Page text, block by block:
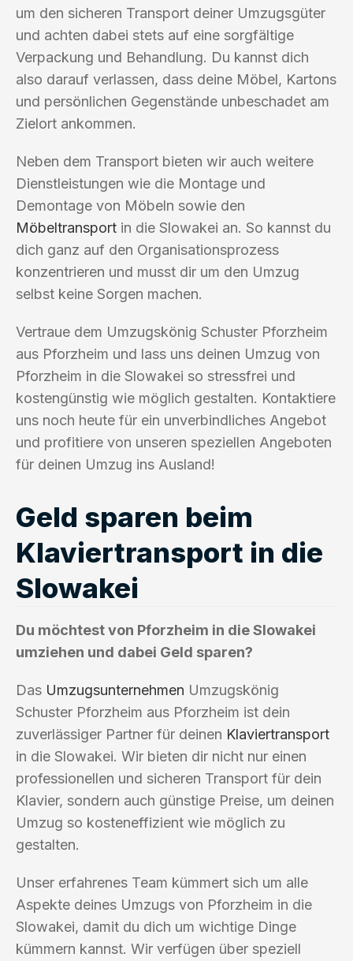
um den sicheren Transport deiner Umzugsgüter
und achten dabei stets auf eine sorgfältige
Verpackung und Behandlung. Du kannst dich
also darauf verlassen, dass deine Möbel, Kartons
und persönlichen Gegenstände unbeschadet am
Zielort ankommen.
Neben dem Transport bieten wir auch weitere
Dienstleistungen wie die Montage und
Demontage von Möbeln sowie den
Möbeltransport in die Slowakei an. So kannst du
dich ganz auf den Organisationsprozess
konzentrieren und musst dir um den Umzug
selbst keine Sorgen machen.
Vertraue dem Umzugskönig Schuster Pforzheim
aus Pforzheim und lass uns deinen Umzug von
Pforzheim in die Slowakei so stressfrei und
kostengünstig wie möglich gestalten. Kontaktiere
uns noch heute für ein unverbindliches Angebot
und profitiere von unseren speziellen Angeboten
für deinen Umzug ins Ausland!
Geld sparen beim
Klaviertransport in die
Slowakei
Du möchtest von Pforzheim in die Slowakei
umziehen und dabei Geld sparen?
Das Umzugsunternehmen Umzugskönig
Schuster Pforzheim aus Pforzheim ist dein
zuverlässiger Partner für deinen Klaviertransport
in die Slowakei. Wir bieten dir nicht nur einen
professionellen und sicheren Transport für dein
Klavier, sondern auch günstige Preise, um deinen
Umzug so kosteneffizient wie möglich zu
gestalten.
Unser erfahrenes Team kümmert sich um alle
Aspekte deines Umzugs von Pforzheim in die
Slowakei, damit du dich um wichtige Dinge
kümmern kannst. Wir verfügen über speziell